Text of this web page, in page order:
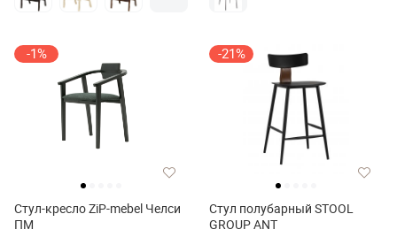
-1%
Стул-кресло ZiP-mebel Челси
ПМ
-21%
Стул полубарный STOOL
GROUP ANT